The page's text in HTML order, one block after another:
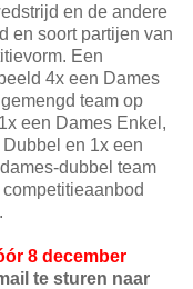
en de andere
en soort partijen van
Een
4x een Dames
team op
een Dames Enkel,
en 1x een
dubbel team
8 december
te sturen naar